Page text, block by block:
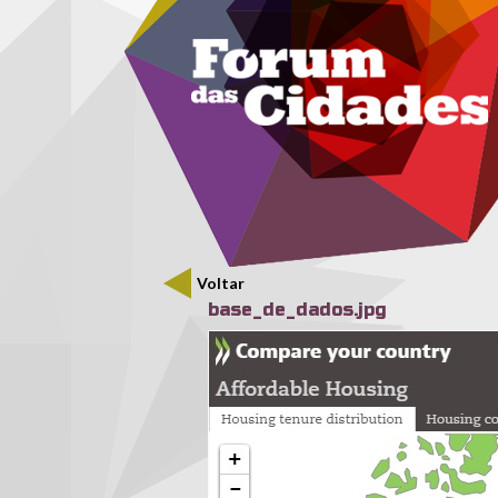
Passar para o conteúdo principalMenu secundário
Voltar
base_de_dados.jpg